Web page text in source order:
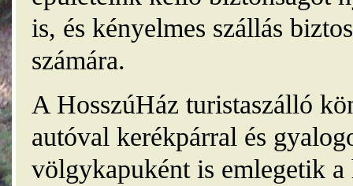
is, és kényelmes szállás
számára.
A HosszúHáz turistaszálló
autóval kerékpárral és
völgykapuként is emlegetik